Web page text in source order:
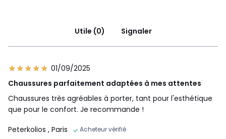
Utile (0) Signaler
01/09/2025
Chaussures parfaitement adaptées à mes attentes
Chaussures très agréables à porter, tant pour l'esthétique
que pour le confort. Je recommande !
Peterkolios , Paris Acheteur vérifié